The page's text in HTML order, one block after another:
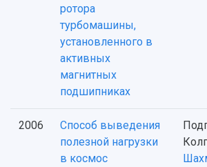
ротора
турбомашины,
установленного в
активных
магнитных
подшипниках
2006
Способ выведения
полезной нагрузки
в космос